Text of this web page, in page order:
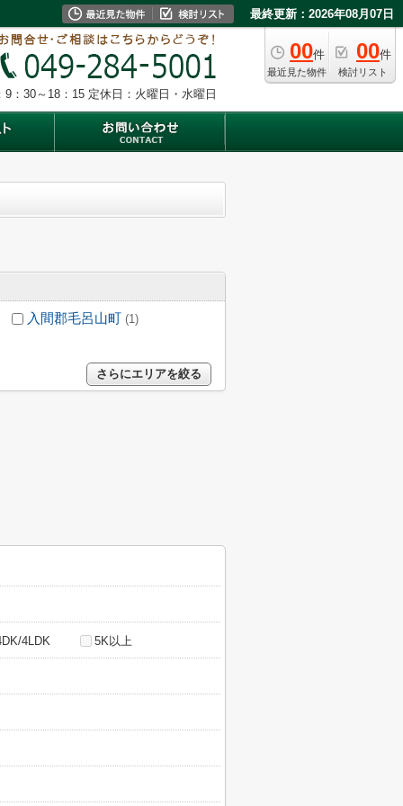
最終更新：2026年08月07日
00件
最近見た物件
00件
検討リスト
9：30～18：15 定休日：火曜日・水曜日
入間郡毛呂山町 (1)
さらにエリアを絞る
4LDK 5K以上